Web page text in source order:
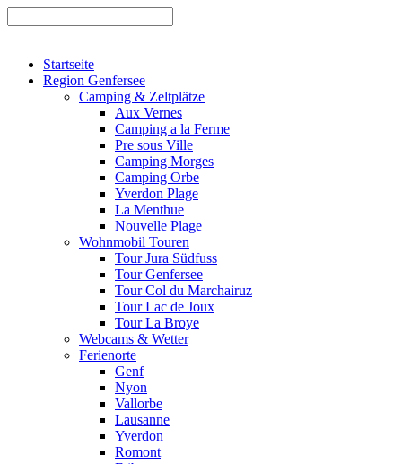
Startseite
Region Genfersee
Camping & Zeltplätze
Aux Vernes
Camping a la Ferme
Pre sous Ville
Camping Morges
Camping Orbe
Yverdon Plage
La Menthue
Nouvelle Plage
Wohnmobil Touren
Tour Jura Südfuss
Tour Genfersee
Tour Col du Marchairuz
Tour Lac de Joux
Tour La Broye
Webcams & Wetter
Ferienorte
Genf
Nyon
Vallorbe
Lausanne
Yverdon
Romont